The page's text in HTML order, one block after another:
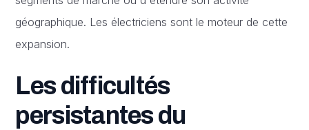
géographique. Les électriciens sont le moteur de cette
expansion.
Les difficultés
persistantes du